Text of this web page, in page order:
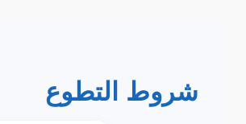
شروط التطوع